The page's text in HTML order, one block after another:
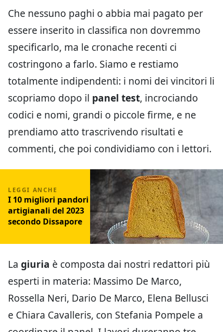
Che nessuno paghi o abbia mai pagato per
essere inserito in classifica non dovremmo
specificarlo, ma le cronache recenti ci
costringono a farlo. Siamo e restiamo
totalmente indipendenti: i nomi dei vincitori li
scopriamo dopo il panel test, incrociando
codici e nomi, grandi o piccole firme, e ne
prendiamo atto trascrivendo risultati e
commenti, che poi condividiamo con i lettori.
I 10 migliori pandori
artigianali del 2023
secondo Dissapore
La giuria è composta dai nostri redattori più
esperti in materia: Massimo De Marco,
Rossella Neri, Dario De Marco, Elena Bellusci
e Chiara Cavalleris, con Stefania Pompele a